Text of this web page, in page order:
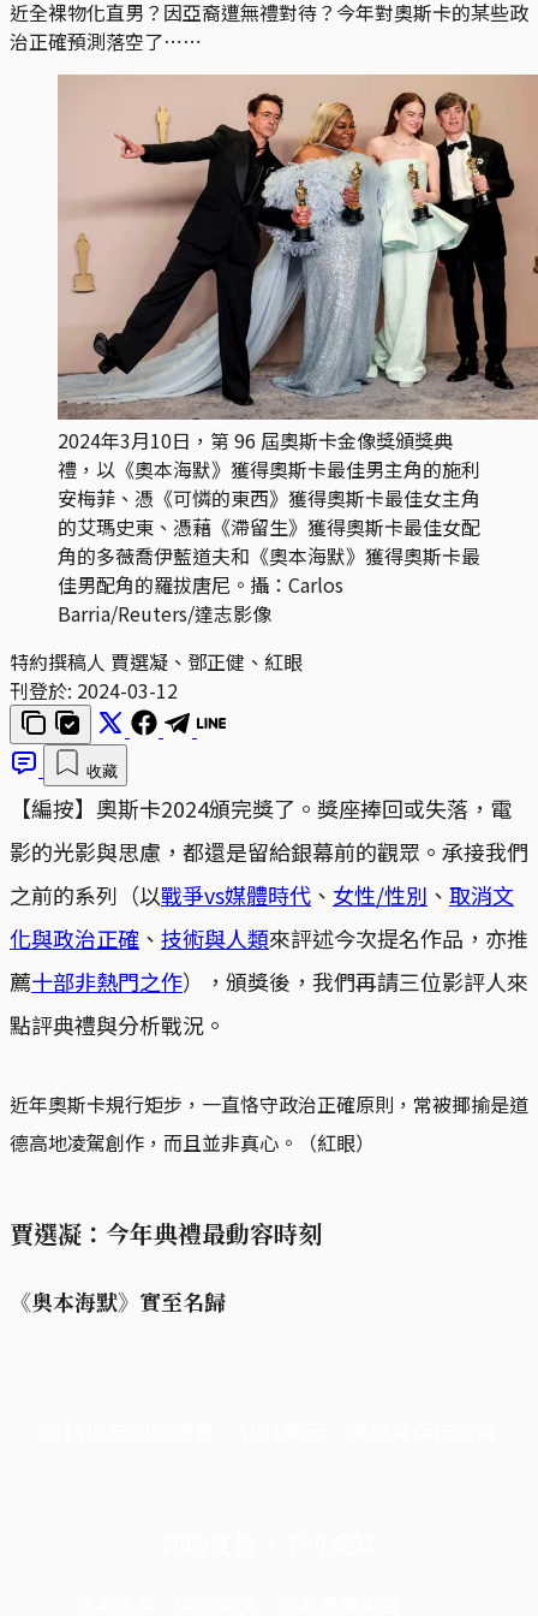
近全裸物化直男？因亞裔遭無禮對待？今年對奧斯卡的某些政
治正確預測落空了⋯⋯
2024年3月10日，第 96 屆奧斯卡金像獎頒獎典
禮，以《奧本海默》獲得奧斯卡最佳男主角的施利
安梅菲、憑《可憐的東西》獲得奧斯卡最佳女主角
的艾瑪史東、憑藉《滯留生》獲得奧斯卡最佳女配
角的多薇喬伊藍道夫和《奧本海默》獲得奧斯卡最
佳男配角的羅拔唐尼。攝：Carlos
Barria/Reuters/達志影像
特約撰稿人 賈選凝、鄧正健、紅眼
刊登於: 2024-03-12
收藏
【編按】奧斯卡2024頒完獎了。獎座捧回或失落，電
影的光影與思慮，都還是留給銀幕前的觀眾。承接我們
之前的系列（以戰爭vs媒體時代 、 女性/性別 、 取消文
化與政治正確 、 技術與人類來評述今次提名作品，亦推
薦十部非熱門之作），頒獎後，我們再請三位影評人來
點評典禮與分析戰況。
近年奧斯卡規行矩步，一直恪守政治正確原則，常被揶揄是道
德高地凌駕創作，而且並非真心。（紅眼）
賈選凝：今年典禮最動容時刻
《奥本海默》實至名歸